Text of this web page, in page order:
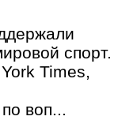
спорт.
Times,
воп...